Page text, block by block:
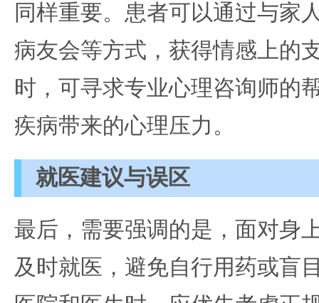
同样重要。患者可以通过与家
病友会等方式，获得情感上的
时，可寻求专业心理咨询师的
疾病带来的心理压力。
就医建议与误区
最后，需要强调的是，面对身
及时就医，避免自行用药或盲